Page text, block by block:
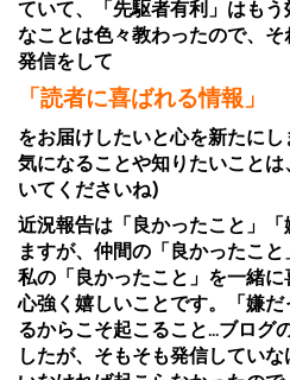
ていて、「先駆者有利」はも
なことは色々教わったので、
発信をして
「読者に喜ばれる情報」
をお届けしたいと心を新たに
気になることや知りたいことは
いてくださいね)
近況報告は「良かったこと」
ますが、仲間の「良かったこ
私の「良かったこと」を一緒
心強く嬉しいことです。「嫌
るからこそ起こること…ブログ
したが、そもそも発信してい